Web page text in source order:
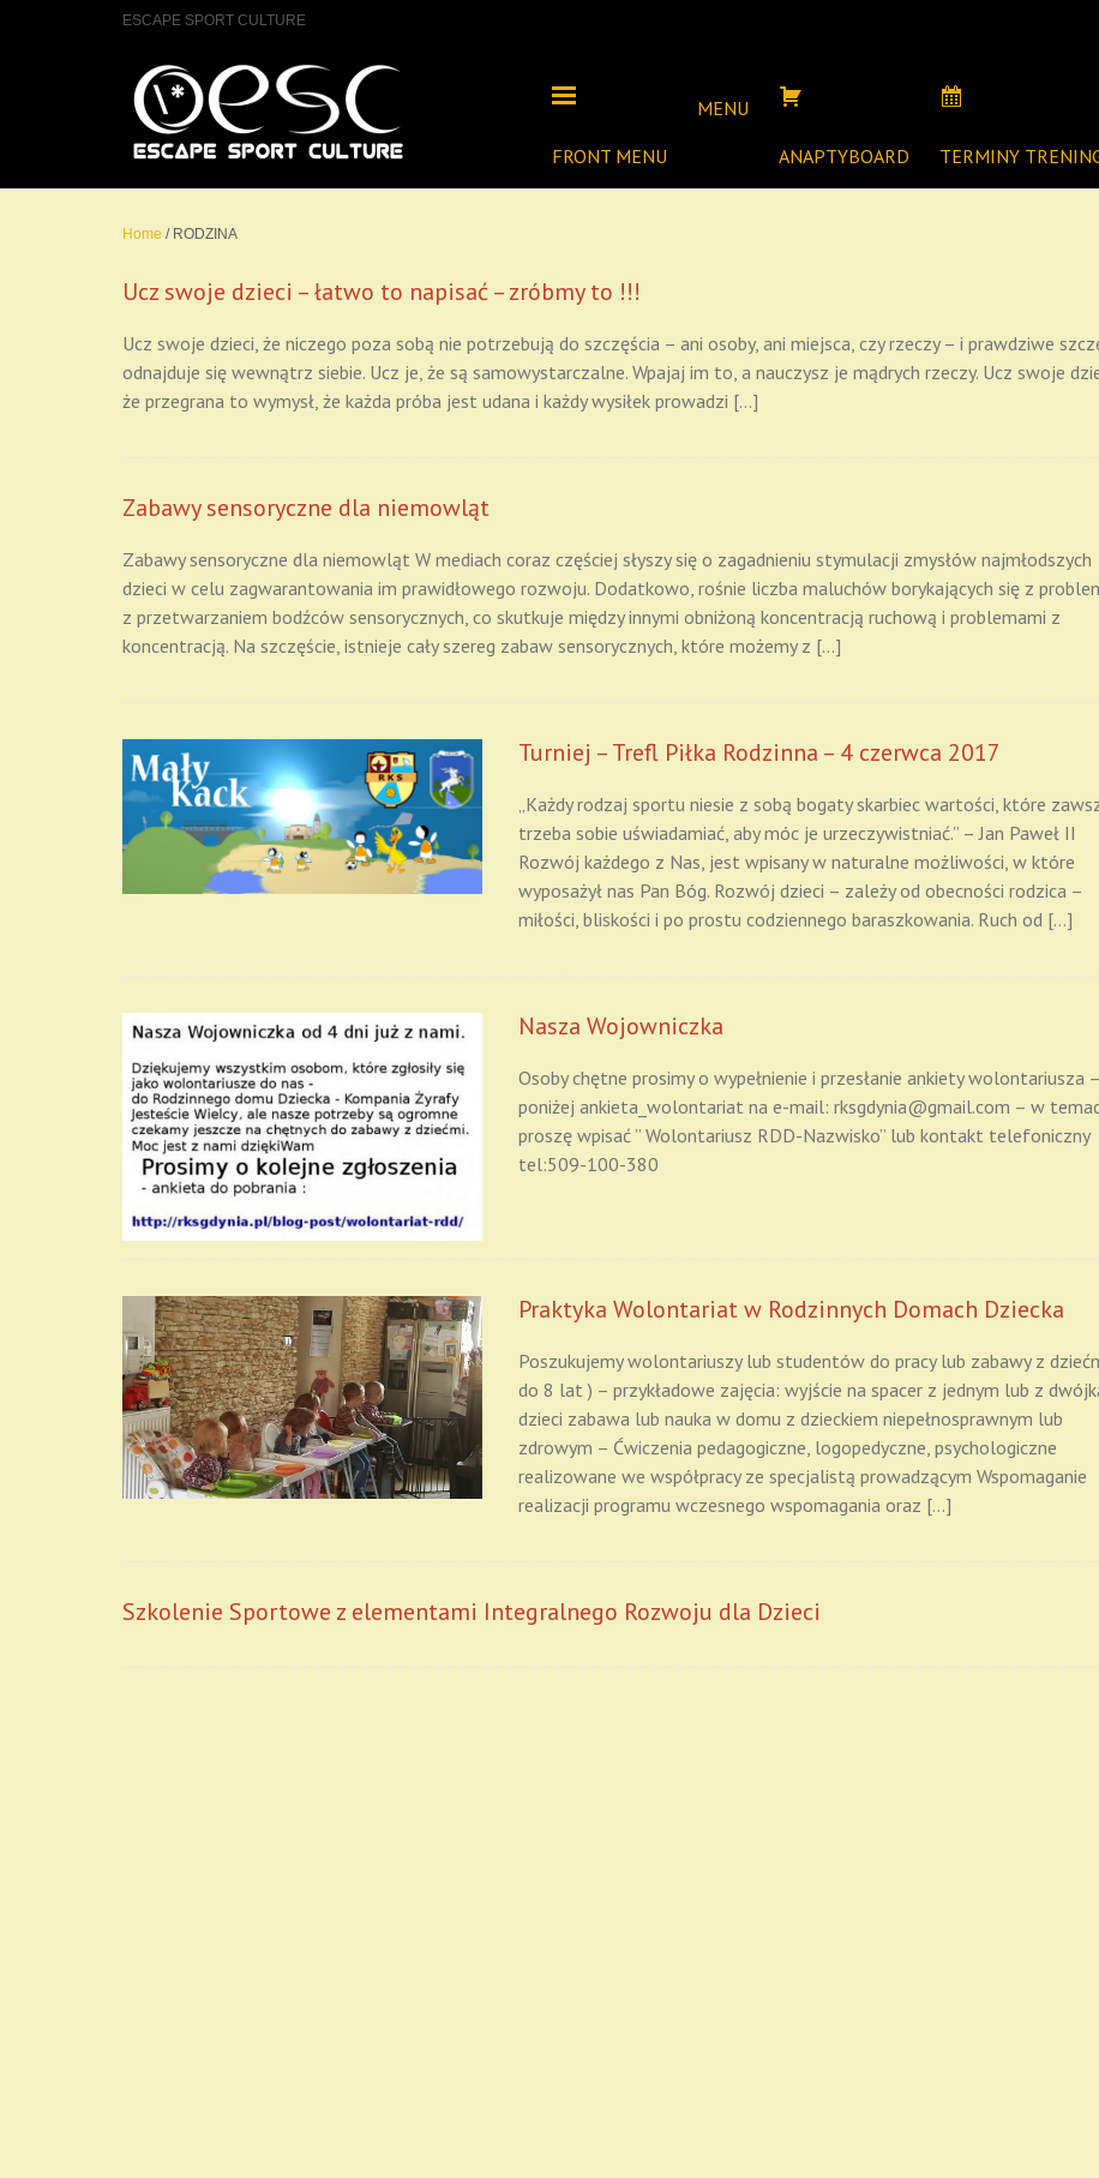
ESCAPE SPORT CULTURE
FRONT MENU
MENU
ANAPTYBOARD
TERMINY
Home / RODZINA
Ucz swoje dzieci – łatwo to napisać – zróbmy to !!!
Ucz swoje dzieci, że niczego poza sobą nie potrzebują do szczęścia – ani osoby, ani miejsca, czy rzeczy – i prawdziwe
odnajduje się wewnątrz siebie. Ucz je, że są samowystarczalne. Wpajaj im to, a nauczysz je mądrych rzeczy. Ucz swoje
że przegrana to wymysł, że każda próba jest udana i każdy wysiłek prowadzi […]
Zabawy sensoryczne dla niemowląt
Zabawy sensoryczne dla niemowląt W mediach coraz częściej słyszy się o zagadnieniu stymulacji zmysłów najmłodszych
dzieci w celu zagwarantowania im prawidłowego rozwoju. Dodatkowo, rośnie liczba maluchów borykających się z
z przetwarzaniem bodźców sensorycznych, co skutkuje między innymi obniżoną koncentracją ruchową i problemami z
koncentracją. Na szczęście, istnieje cały szereg zabaw sensorycznych, które możemy z […]
Turniej – Trefl Piłka Rodzinna – 4 czerwca 2017
„Każdy rodzaj sportu niesie z sobą bogaty skarbiec wartości, które
trzeba sobie uświadamiać, aby móc je urzeczywistniać.” – Jan Paweł II
Rozwój każdego z Nas, jest wpisany w naturalne możliwości, w które
wyposażył nas Pan Bóg. Rozwój dzieci – zależy od obecności rodzica –
miłości, bliskości i po prostu codziennego baraszkowania. Ruch od […]
Nasza Wojowniczka
Osoby chętne prosimy o wypełnienie i przesłanie ankiety wolontariusza
poniżej ankieta_wolontariat na e-mail: rksgdynia@gmail.com – w
proszę wpisać ” Wolontariusz RDD-Nazwisko” lub kontakt telefoniczny
tel:509-100-380
Praktyka Wolontariat w Rodzinnych Domach Dziecka
Poszukujemy wolontariuszy lub studentów do pracy lub zabawy z
do 8 lat ) – przykładowe zajęcia: wyjście na spacer z jednym lub z
dzieci zabawa lub nauka w domu z dzieckiem niepełnosprawnym lub
zdrowym – Ćwiczenia pedagogiczne, logopedyczne, psychologiczne
realizowane we współpracy ze specjalistą prowadzącym Wspomaganie
realizacji programu wczesnego wspomagania oraz […]
Szkolenie Sportowe z elementami Integralnego Rozwoju dla Dzieci